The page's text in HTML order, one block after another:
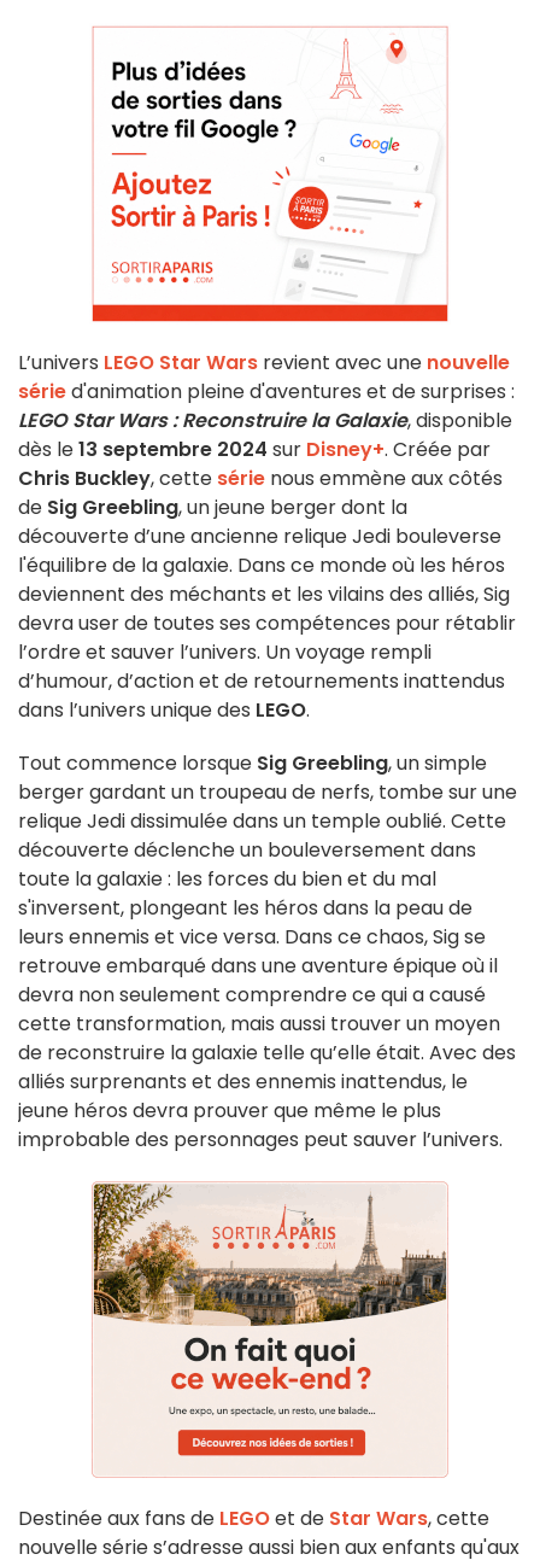
L’univers LEGO Star Wars revient avec une nouvelle
séried'animation pleine d'aventures et de surprises :
LEGO Star Wars : Reconstruire la Galaxie, disponible
dès le13 septembre 2024 sur Disney+. Créée par
Chris Buckley, cette série nous emmène aux côtés
de Sig Greebling, un jeune berger dont la
découverte d’une ancienne relique Jedi bouleverse
l'équilibre de la galaxie. Dans ce monde où les héros
deviennent des méchants et les vilains des alliés, Sig
devra user de toutes ses compétences pour rétablir
l’ordre et sauver l’univers. Un voyage rempli
d’humour, d’action et de retournements inattendus
dans l’univers unique des LEGO.
Tout commence lorsque Sig Greebling, un simple
berger gardant un troupeau de nerfs, tombe sur une
relique Jedi dissimulée dans un temple oublié. Cette
découverte déclenche un bouleversement dans
toute la galaxie : les forces du bien et du mal
s'inversent, plongeant les héros dans la peau de
leurs ennemis et vice versa. Dans ce chaos, Sig se
retrouve embarqué dans une aventure épique où il
devra non seulement comprendre ce qui a causé
cette transformation, mais aussi trouver un moyen
de reconstruire la galaxie telle qu’elle était. Avec des
alliés surprenants et des ennemis inattendus, le
jeune héros devra prouver que même le plus
improbable des personnages peut sauver l’univers.
Destinée aux fans de LEGOet de Star Wars, cette
nouvelle série s’adresse aussi bien aux enfants qu'aux